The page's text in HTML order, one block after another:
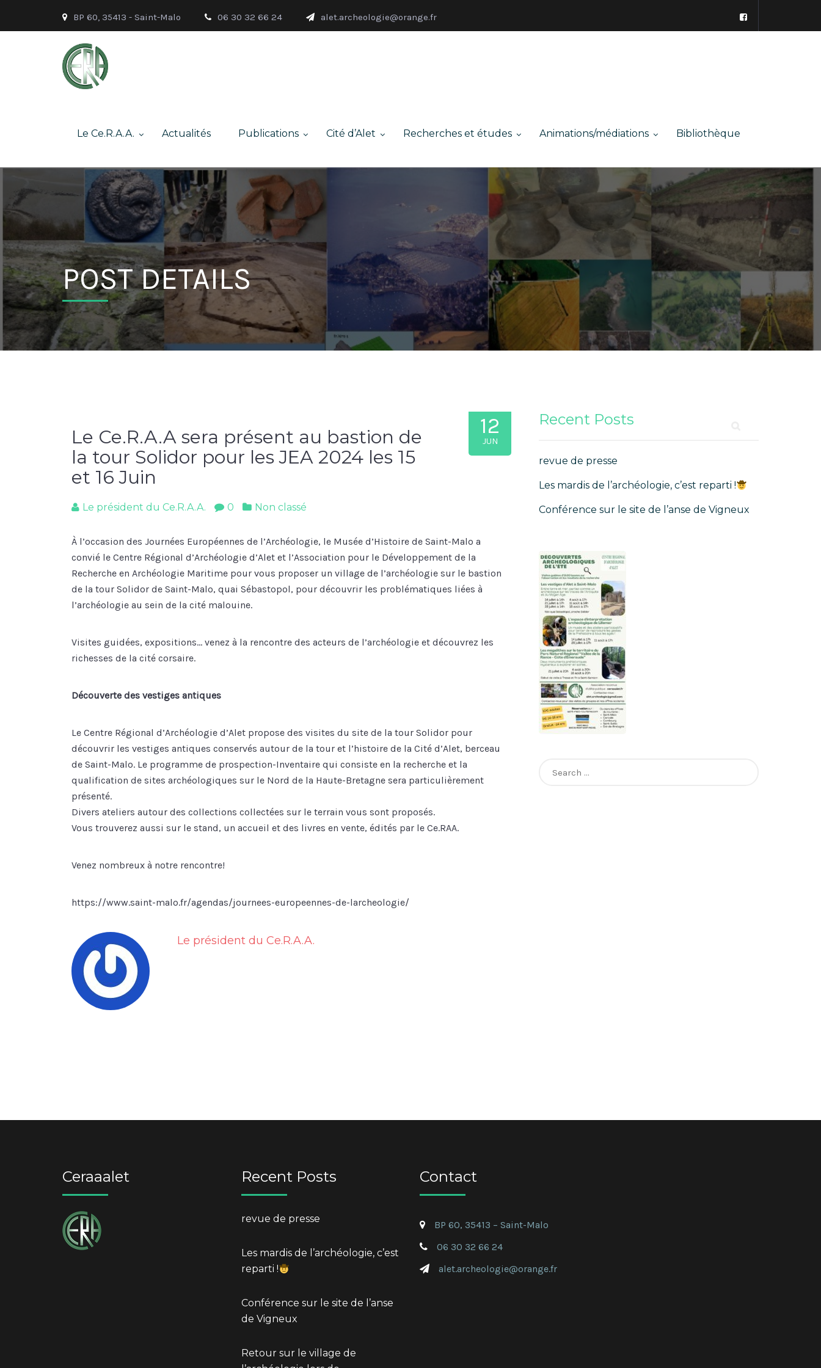
BP 60, 35413 - Saint-Malo 06 30 32 66 24 alet.archeologie@orange.fr
Le Ce.R.A.A. Actualités Publications Cité d’Alet Recherches et études Animations/médiations Bibliothèque
POST DETAILS
Le Ce.R.A.A sera présent au bastion de
la tour Solidor pour les JEA 2024 les 15
et 16 Juin
12
JUN
Le président du Ce.R.A.A. 0 Non classé
À l’occasion des Journées Européennes de l’Archéologie, le Musée d’Histoire de Saint-Malo a
convié le Centre Régional d’Archéologie d’Alet et l’Association pour le Développement de la
Recherche en Archéologie Maritime pour vous proposer un village de l’archéologie sur le bastion
de la tour Solidor de Saint-Malo, quai Sébastopol, pour découvrir les problématiques liées à
l’archéologie au sein de la cité malouine.
Visites guidées, expositions… venez à la rencontre des acteurs de l’archéologie et découvrez les
richesses de la cité corsaire.
Découverte des vestiges antiques
Le Centre Régional d’Archéologie d’Alet propose des visites du site de la tour Solidor pour
découvrir les vestiges antiques conservés autour de la tour et l’histoire de la Cité d’Alet, berceau
de Saint-Malo. Le programme de prospection-Inventaire qui consiste en la recherche et la
qualification de sites archéologiques sur le Nord de la Haute-Bretagne sera particulièrement
présenté.
Divers ateliers autour des collections collectées sur le terrain vous sont proposés.
Vous trouverez aussi sur le stand, un accueil et des livres en vente, édités par le Ce.RAA.
Venez nombreux à notre rencontre!
https://www.saint-malo.fr/agendas/journees-europeennes-de-larcheologie/
Le président du Ce.R.A.A.
Recent Posts
revue de presse
Les mardis de l’archéologie, c’est reparti !
Conférence sur le site de l’anse de Vigneux
Ceraaalet Recent Posts
revue de presse
Les mardis de l’archéologie, c’est
reparti !
Conférence sur le site de l’anse
de Vigneux
Retour sur le village de
Contact
BP 60, 35413 – Saint-Malo
06 30 32 66 24
alet.archeologie@orange.fr